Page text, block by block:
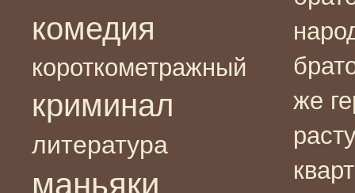
комедия
короткометражный
криминал
литература
маньяки
же